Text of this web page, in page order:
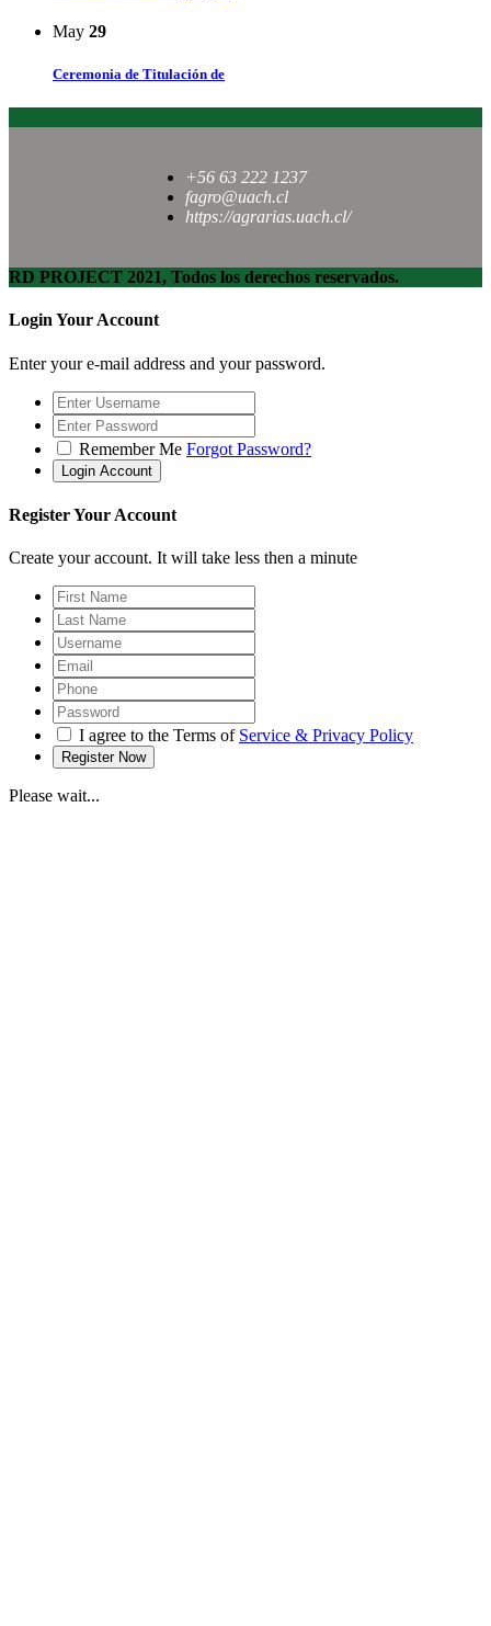
May 29
Ceremonia de Titulación de
+56 63 222 1237
fagro@uach.cl
https://agrarias.uach.cl/
RD PROJECT 2021, Todos los derechos reservados.
Login Your Account
Enter your e-mail address and your password.
Remember Me Forgot Password?
Register Your Account
Create your account. It will take less then a minute
I agree to the Terms of Service & Privacy Policy
Please wait...